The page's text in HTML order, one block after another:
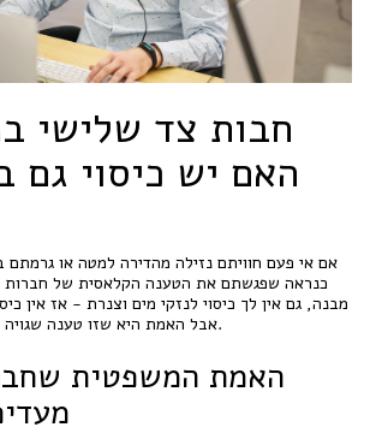
חבות צד שלישי
האם יש כיסוי גם
אם אי פעם חוויתם נזילה מהדירה למטה או גרמתם
כנראה שפגשתם את הטענה הקלאסית של חברות
מבנה, גם אין לך כיסוי לנזקי מים וצנרת - אז אין
אבל האמת היא שזו טענה שגויה ומטעה. הבה נבין מדוע.
האמת המשפטית